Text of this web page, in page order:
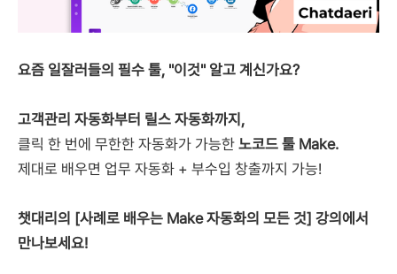
요즘 일잘러들의 필수 툴, "이것" 알고 계신가요?
고객관리 자동화부터 릴스 자동화까지,
클릭 한 번에 무한한 자동화가 가능한 노코드 툴 Make.
제대로 배우면 업무 자동화 + 부수입 창출까지 가능!
챗대리의 [사례로 배우는 Make 자동화의 모든 것] 강의에서
만나보세요!